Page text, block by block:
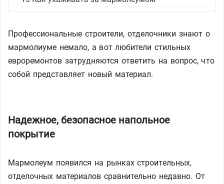
Профессиональные строители, отделочники знают о
мармолиуме немало, а вот любители стильных
евроремонтов затрудняются ответить на вопрос, что
собой представляет новый материал.
Надежное, безопасное напольное
покрытие
Мармолеум появился на рынках строительных,
отделочных материалов сравнительно недавно. От